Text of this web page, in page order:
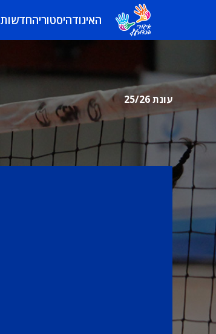
האיגודהיסטוריהחדשות
עונת 25/26